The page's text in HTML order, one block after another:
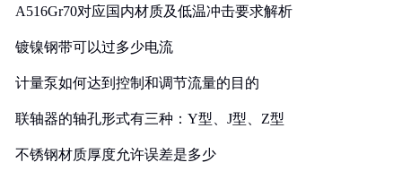
A516Gr70对应国内材质及低温冲击要求解析
镀镍钢带可以过多少电流
计量泵如何达到控制和调节流量的目的
联轴器的轴孔形式有三种：Y型、J型、Z型
不锈钢材质厚度允许误差是多少